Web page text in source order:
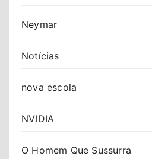
Neymar
Notícias
nova escola
NVIDIA
O Homem Que Sussurra